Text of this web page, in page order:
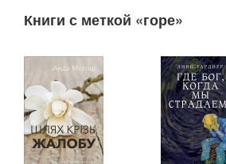
Книги с меткой «горе»